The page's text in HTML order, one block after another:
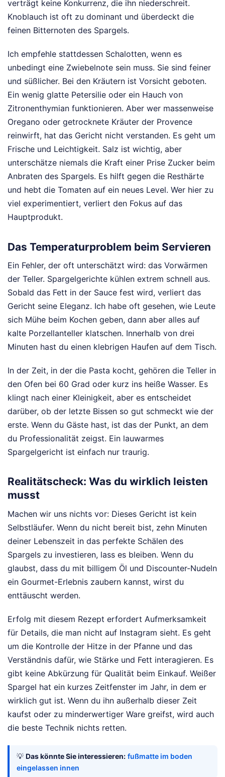
verträgt keine Konkurrenz, die ihn niederschreit.
Knoblauch ist oft zu dominant und überdeckt die
feinen Bitternoten des Spargels.
Ich empfehle stattdessen Schalotten, wenn es
unbedingt eine Zwiebelnote sein muss. Sie sind feiner
und süßlicher. Bei den Kräutern ist Vorsicht geboten.
Ein wenig glatte Petersilie oder ein Hauch von
Zitronenthymian funktionieren. Aber wer massenweise
Oregano oder getrocknete Kräuter der Provence
reinwirft, hat das Gericht nicht verstanden. Es geht um
Frische und Leichtigkeit. Salz ist wichtig, aber
unterschätze niemals die Kraft einer Prise Zucker beim
Anbraten des Spargels. Es hilft gegen die Resthärte
und hebt die Tomaten auf ein neues Level. Wer hier zu
viel experimentiert, verliert den Fokus auf das
Hauptprodukt.
Das Temperaturproblem beim Servieren
Ein Fehler, der oft unterschätzt wird: das Vorwärmen
der Teller. Spargelgerichte kühlen extrem schnell aus.
Sobald das Fett in der Sauce fest wird, verliert das
Gericht seine Eleganz. Ich habe oft gesehen, wie Leute
sich Mühe beim Kochen geben, dann aber alles auf
kalte Porzellanteller klatschen. Innerhalb von drei
Minuten hast du einen klebrigen Haufen auf dem Tisch.
In der Zeit, in der die Pasta kocht, gehören die Teller in
den Ofen bei 60 Grad oder kurz ins heiße Wasser. Es
klingt nach einer Kleinigkeit, aber es entscheidet
darüber, ob der letzte Bissen so gut schmeckt wie der
erste. Wenn du Gäste hast, ist das der Punkt, an dem
du Professionalität zeigst. Ein lauwarmes
Spargelgericht ist einfach nur traurig.
Realitätscheck: Was du wirklich leisten
musst
Machen wir uns nichts vor: Dieses Gericht ist kein
Selbstläufer. Wenn du nicht bereit bist, zehn Minuten
deiner Lebenszeit in das perfekte Schälen des
Spargels zu investieren, lass es bleiben. Wenn du
glaubst, dass du mit billigem Öl und Discounter-Nudeln
ein Gourmet-Erlebnis zaubern kannst, wirst du
enttäuscht werden.
Erfolg mit diesem Rezept erfordert Aufmerksamkeit
für Details, die man nicht auf Instagram sieht. Es geht
um die Kontrolle der Hitze in der Pfanne und das
Verständnis dafür, wie Stärke und Fett interagieren. Es
gibt keine Abkürzung für Qualität beim Einkauf. Weißer
Spargel hat ein kurzes Zeitfenster im Jahr, in dem er
wirklich gut ist. Wenn du ihn außerhalb dieser Zeit
kaufst oder zu minderwertiger Ware greifst, wird auch
die beste Technik nichts retten.
💡 Das könnte Sie interessieren: fußmatte im boden
eingelassen innen